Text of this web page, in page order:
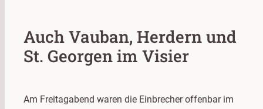
Auch Vauban, Herdern und
St. Georgen im Visier
Am Freitagabend waren die Einbrecher offenbar im